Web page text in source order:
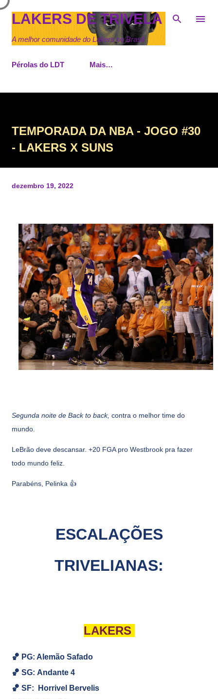
Pular para o conteúdo principal
LAKERS DE TRIVELA
A melhor comunidade do Lakers no Brasil
Pérolas do LDT Mais…
TEMPORADA DA NBA - JOGO #30
- LAKERS X SUNS
dezembro 19, 2022
Segunda noite de Back to back, contra o melhor time do
mundo.
LeBrão deve descansar. +20 FGA pro Westbrook pra fazer
todo mundo feliz.
Parabéns, Pelinka 👍
ESCALAÇÕES
TRIVELIANAS:
LAKERS
🏀 PG: Alemão Safado
🏀 SG: Andante 4
🏀 SF:
Horrivel Bervelis